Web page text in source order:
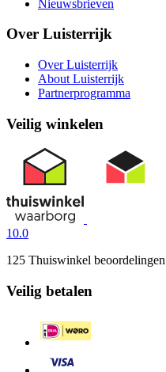
Nieuwsbrieven
Over Luisterrijk
Over Luisterrijk
About Luisterrijk
Partnerprogramma
Veilig winkelen
10.0
125 Thuiswinkel beoordelingen
Veilig betalen